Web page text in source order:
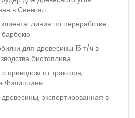
в Сенегал
линия по переработке
барбекю
для древесины 15 т/ч в
биотоплива
приводом от трактора,
Филиппины
экспортированная в